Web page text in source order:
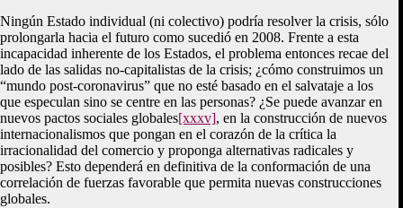
Ningún Estado individual (ni colectivo) podría resolver la crisis, sólo
prolongarla hacia el futuro como sucedió en 2008. Frente a esta
incapacidad inherente de los Estados, el problema entonces recae del
lado de las salidas no-capitalistas de la crisis; ¿cómo construimos un
“mundo post-coronavirus” que no esté basado en el salvataje a los
que especulan sino se centre en las personas? ¿Se puede avanzar en
nuevos pactos sociales globales[xxxv], en la construcción de nuevos
internacionalismos que pongan en el corazón de la crítica la
irracionalidad del comercio y proponga alternativas radicales y
posibles? Esto dependerá en definitiva de la conformación de una
correlación de fuerzas favorable que permita nuevas construcciones
globales.